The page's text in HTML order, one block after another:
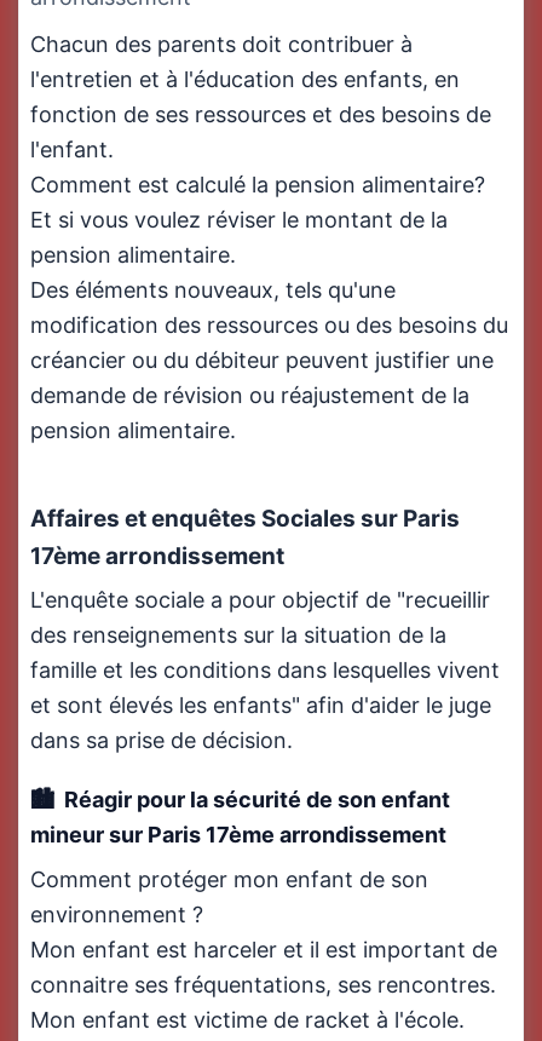
Chacun des parents doit contribuer à
l'entretien et à l'éducation des enfants, en
fonction de ses ressources et des besoins de
l'enfant.
Comment est calculé la pension alimentaire?
Et si vous voulez réviser le montant de la
pension alimentaire.
Des éléments nouveaux, tels qu'une
modification des ressources ou des besoins du
créancier ou du débiteur peuvent justifier une
demande de révision ou réajustement de la
pension alimentaire.
Affaires et enquêtes Sociales sur Paris
17ème arrondissement
L'enquête sociale a pour objectif de "recueillir
des renseignements sur la situation de la
famille et les conditions dans lesquelles vivent
et sont élevés les enfants" afin d'aider le juge
dans sa prise de décision.
Réagir pour la sécurité de son enfant
mineur sur Paris 17ème arrondissement
Comment protéger mon enfant de son
environnement ?
Mon enfant est harceler et il est important de
connaitre ses fréquentations, ses rencontres.
Mon enfant est victime de racket à l'école.